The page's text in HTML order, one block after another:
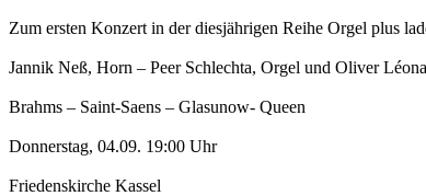
Zum ersten Konzert in der diesjährigen Reihe Orgel plus
Jannik Neß, Horn – Peer Schlechta, Orgel und Oliver
Brahms – Saint-Saens – Glasunow- Queen
Donnerstag, 04.09. 19:00 Uhr
Friedenskirche Kassel